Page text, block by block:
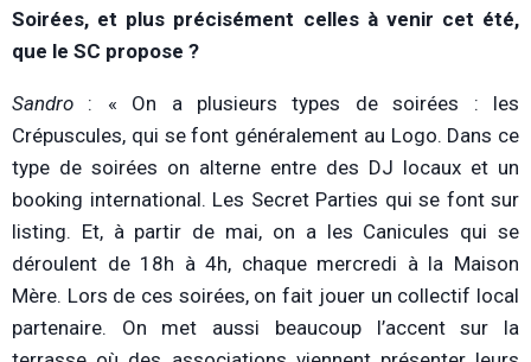
Soirées, et plus précisément celles à venir cet été,
que le SC propose ?
Sandro : « On a plusieurs types de soirées : les
Crépuscules, qui se font généralement au Logo. Dans ce
type de soirées on alterne entre des DJ locaux et un
booking international. Les Secret Parties qui se font sur
listing. Et, à partir de mai, on a les Canicules qui se
déroulent de 18h à 4h, chaque mercredi à la Maison
Mère. Lors de ces soirées, on fait jouer un collectif local
partenaire. On met aussi beaucoup l’accent sur la